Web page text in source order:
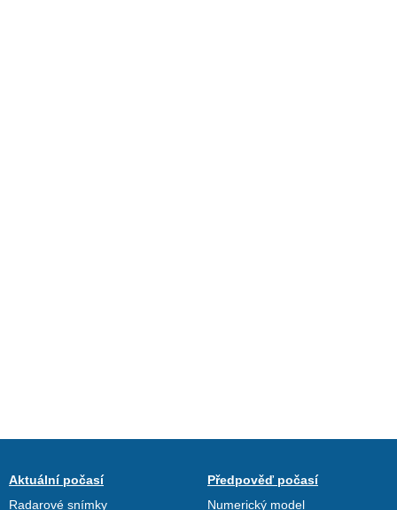
Aktuální počasí
Radarové snímky
Předpověď počasí
Numerický model